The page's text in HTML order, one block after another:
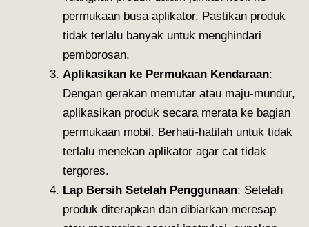
permukaan busa aplikator. Pastikan produk
tidak terlalu banyak untuk menghindari
pemborosan.
Aplikasikan ke Permukaan Kendaraan:
Dengan gerakan memutar atau maju-mundur,
aplikasikan produk secara merata ke bagian
permukaan mobil. Berhati-hatilah untuk tidak
terlalu menekan aplikator agar cat tidak
tergores.
Lap Bersih Setelah Penggunaan: Setelah
produk diterapkan dan dibiarkan meresap